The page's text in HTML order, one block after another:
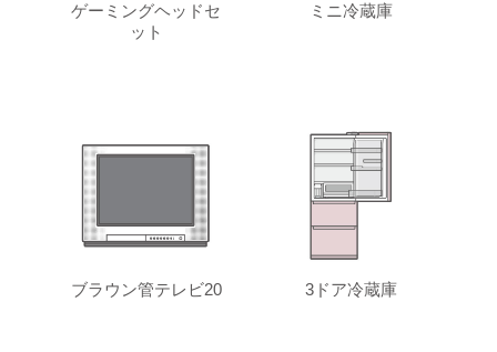
ゲーミングヘッドセ
ット
ミニ冷蔵庫
ブラウン管テレビ20 3ドア冷蔵庫